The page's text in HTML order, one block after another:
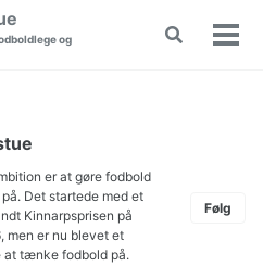
og
Toggle Vis/
er at gøre fodbold
Det startede med et
Kinnarpsprisen på
men er nu blevet et
at tænke fodbold på.
Følg